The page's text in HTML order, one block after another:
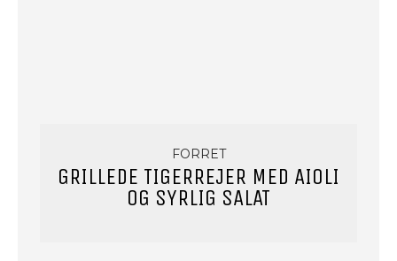
FORRET
GRILLEDE TIGERREJER MED AIOLI
OG SYRLIG SALAT